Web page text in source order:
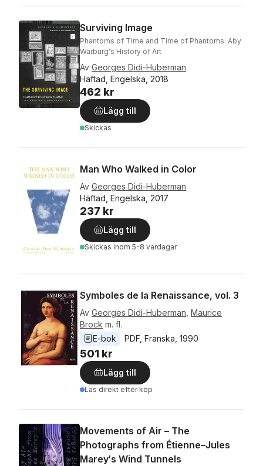
Surviving Image
Phantoms of Time and Time of Phantoms: Aby
Warburg's History of Art
Av Georges Didi-Huberman
Häftad, Engelska, 2018
462 kr
Lägg till
Skickas
Man Who Walked in Color
Av Georges Didi-Huberman
Häftad, Engelska, 2017
237 kr
Lägg till
Skickas inom 5-8 vardagar
Symboles de la Renaissance, vol. 3
Av Georges Didi-Huberman, Maurice
Brock m. fl.
E-bok
PDF, Franska, 1990
501 kr
Lägg till
Läs direkt efter köp
Movements of Air – The
Photographs from Étienne–Jules
Marey′s Wind Tunnels